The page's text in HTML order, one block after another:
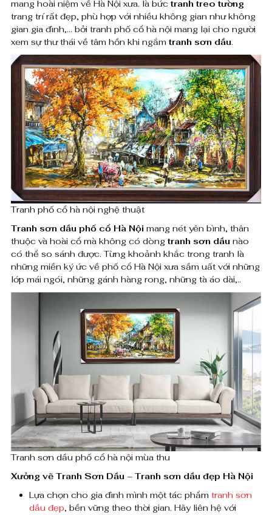
0
0
₫
đ
ế
n
8
,
0
0
0
,
0
0
0
₫
h
à
ộ
i
n
g
h
ệ
t
h
u
ậ
t
t
r
a
n
h
s
ơ
ầ
mang hoài niệm về Hà Nội xưa. là bức tranh treo tường
trang trí rất đẹp, phù hợp với nhiều không gian như không
gian gia đình,… bởi tranh phố cổ hà nội mang lại cho người
xem sự thư thái về tâm hồn khi ngắm tranh sơn dầu.
Tranh phố cổ hà nội nghệ thuật
Tranh sơn dầu phố cổ Hà Nội mang nét yên bình, thân
thuộc và hoài cổ mà không có dòng tranh sơn dầu nào
có thể so sánh được. Từng khoảnh khắc trong tranh là
những miền ký ức về phố cổ Hà Nội xưa sầm uất với những
lớp mái ngói, những gánh hàng rong, những tà áo dài,..
Tranh sơn dầu phố cổ hà nội mùa thu
Xưởng vẽ Tranh Sơn Dầu – Tranh sơn dầu đẹp Hà Nội
Lựa chọn cho gia đình mình một tác phẩm tranh sơn
dầu đẹp, bền vững theo thời gian. Hãy liên hệ với